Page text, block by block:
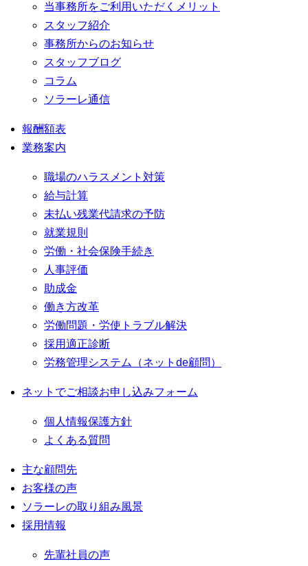
当事務所をご利用いただくメリット
スタッフ紹介
事務所からのお知らせ
スタッフブログ
コラム
ソラーレ通信
報酬額表
業務案内
職場のハラスメント対策
給与計算
未払い残業代請求の予防
就業規則
労働・社会保険手続き
人事評価
助成金
働き方改革
労働問題・労使トラブル解決
採用適正診断
労務管理システム（ネットde顧問）
ネットでご相談お申し込みフォーム
個人情報保護方針
よくある質問
主な顧問先
お客様の声
ソラーレの取り組み風景
採用情報
先輩社員の声